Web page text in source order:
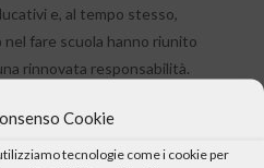
Cookie
tecnologie come i cookie per
e, al tempo stesso,
nel fare scuola hanno riunito
rinnovata responsabilità.
a mettere a fuoco e custodire
anni per rilanciare l’avventura